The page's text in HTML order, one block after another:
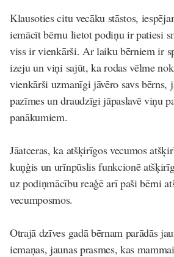
Klausoties citu vecāku stāstos,
iemācīt bērnu lietot podiņu ir patiesi
viss ir vienkārši. Ar laiku bērniem ir
izeju un viņi sajūt, ka rodas vēlme
vienkārši uzmanīgi jāvēro savs bērns,
pazīmes un draudzīgi jāpaslavē viņu
panākumiem.
Jāatceras, ka atšķirīgos vecumos
kuņģis un urīnpūslis funkcionē
uz podiņmācību reaģē arī paši bērni
vecumposmos.
Otrajā dzīves gadā bērnam parādās
iemaņas, jaunas prasmes, kas